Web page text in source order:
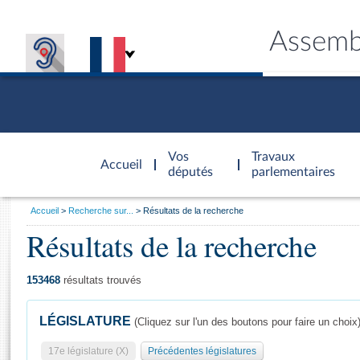
Accueil
d'accueil
Vos
députés
Travaux
parlementaires
Général
Vous
Accueil Recherche sur... Résultats de la recherche
Résultats de la recherche
153468 résultats trouvés
LÉGISLATURE (Cliquez sur l'un des boutons pour faire un choix)
17e législature (X) Précédentes législatures